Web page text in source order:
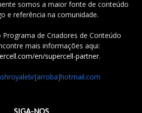
somos a maior fonte de conteúdo
e referência na comunidade.
de Criadores de Conteúdo
mais informações aqui:
en/supercell-partner.